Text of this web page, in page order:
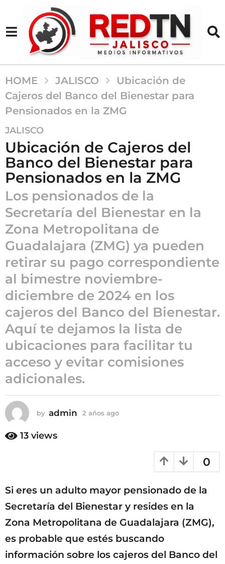
HOME JALISCO
Ubicación de
Cajeros del Banco del Bienestar para
Pensionados en la ZMG
2
a
ñ
o
s
g
o
2
a
ñ
o
a
g
o
JALISCO
Ubicación de Cajeros del
Banco del Bienestar para
Pensionados en la ZMG
Los pensionados de la
Secretaría del Bienestar en la
Zona Metropolitana de
Guadalajara (ZMG) ya pueden
retirar su pago correspondiente
al bimestre noviembre-
diciembre de 2024 en los
cajeros del Banco del Bienestar.
Aquí te dejamos la lista de
ubicaciones para facilitar tu
acceso y evitar comisiones
adicionales.
by admin 2 años ago
13 views
0
Si eres un adulto mayor pensionado de la
Secretaría del Bienestar y resides en la
Zona Metropolitana de Guadalajara (ZMG),
es probable que estés buscando
información sobre los cajeros del Banco del